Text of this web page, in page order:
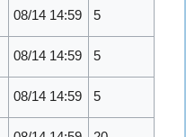
08/14 14:59 5
08/14 14:59 5
08/14 14:59 5